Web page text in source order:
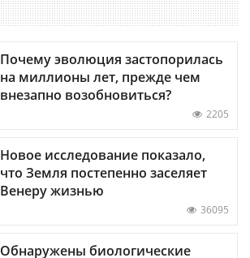
Почему эволюция застопорилась
на миллионы лет, прежде чем
внезапно возобновиться?
2205
Новое исследование показало,
что Земля постепенно заселяет
Венеру жизнью
36095
Обнаружены биологические